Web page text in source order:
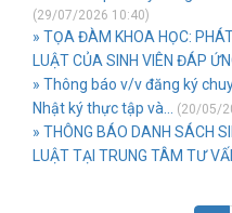
(29/07/2026 10:40)
» TỌA ĐÀM KHOA HỌC:
LUẬT CỦA SINH VIÊN ĐÁP
» Thông báo v/v đăng ký
Nhật ký thực tập và...
(20/05/
» THÔNG BÁO DANH SÁCH
LUẬT TẠI TRUNG TÂM TƯ